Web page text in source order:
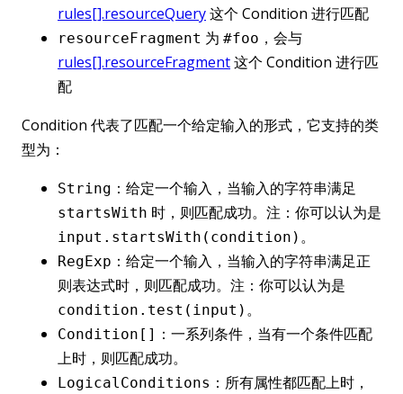
rules[].resourceQuery这个 Condition 进行匹配
resourceFragment 为 #foo ，会与
rules[].resourceFragment这个 Condition 进行匹
配
Condition 代表了匹配一个给定输入的形式，它支持的类
型为：
String ：给定一个输入，当输入的字符串满足
startsWith 时，则匹配成功。注：你可以认为是
input.startsWith(condition) 。
RegExp ：给定一个输入，当输入的字符串满足正
则表达式时，则匹配成功。注：你可以认为是
condition.test(input) 。
Condition[] ：一系列条件，当有一个条件匹配
上时，则匹配成功。
LogicalConditions ：所有属性都匹配上时，